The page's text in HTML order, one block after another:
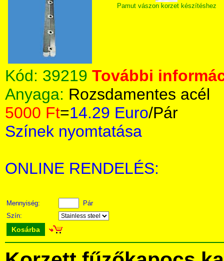
Pamut vászon korzet készítéshez
Kód: 39219 További
Anyaga: Rozsdamentes acél
5000 Ft=14.29 Euro/Pár
Színek nyomtatása
ONLINE RENDELÉS:
Mennyiség:
Pár
Szín:
Kosárba